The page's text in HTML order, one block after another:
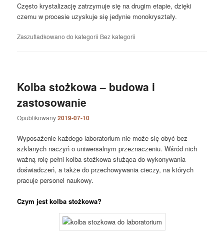
Często krystalizację zatrzymuje się na drugim etapie, dzięki
czemu w procesie uzyskuje się jedynie monokryształy.
Zaszufladkowano do kategorii Bez kategorii
Kolba stożkowa – budowa i
zastosowanie
Opublikowany2019-07-10
Wyposażenie każdego laboratorium nie może się obyć bez
szklanych naczyń o uniwersalnym przeznaczeniu. Wśród nich
ważną rolę pełni kolba stożkowa służąca do wykonywania
doświadczeń, a także do przechowywania cieczy, na których
pracuje personel naukowy.
Czym jest kolba stożkowa?